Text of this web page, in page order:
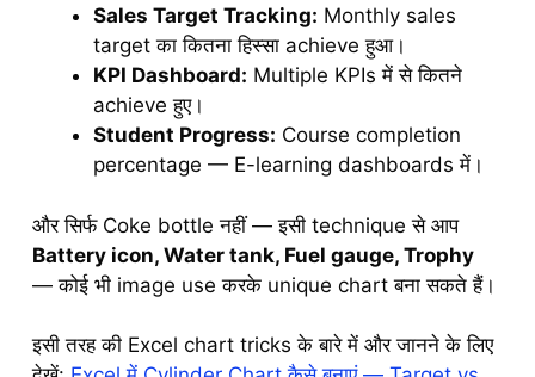
Sales Target Tracking: Monthly sales
target का कितना हिस्सा achieve हुआ।
KPI Dashboard: Multiple KPIs में से कितने
achieve हुए।
Student Progress: Course completion
percentage — E-learning dashboards में।
और सिर्फ Coke bottle नहीं — इसी technique से आप
Battery icon, Water tank, Fuel gauge, Trophy
— कोई भी image use करके unique chart बना सकते हैं।
इसी तरह की Excel chart tricks के बारे में और जानने के लिए